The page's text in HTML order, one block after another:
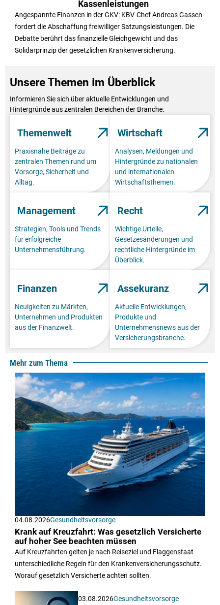
Kassenleistungen
Angespannte Finanzen in der GKV: KBV-Chef Andreas Gassen
fordert die Abschaffung freiwilliger Satzungsleistungen. Die
Debatte berührt das finanzielle Gleichgewicht und das
Solidarprinzip der gesetzlichen Krankenversicherung.
Unsere Themen im Überblick
Informieren Sie sich über aktuelle Entwicklungen und
Hintergründe aus zentralen Bereichen der Branche.
Themenwelt
Praxisnahe Beiträge zu
zentralen Themen rund um
Vorsorge, Sicherheit und
Alltag.
Wirtschaft
Analysen, Meldungen und
Hintergründe zu nationalen
und internationalen
Wirtschaftsthemen.
Management
Strategien, Tools und Trends
für erfolgreiche
Unternehmensführung.
Recht
Wichtige Urteile,
Gesetzesänderungen und
rechtliche Hintergründe im
Überblick.
Finanzen
Neuigkeiten zu Märkten,
Unternehmen und Produkten
aus der Finanzwelt.
Assekuranz
Aktuelle Entwicklungen,
Produkte und
Unternehmensnews aus der
Versicherungsbranche.
Mehr zum Thema
04.08.2026Gesundheitsvorsorge
Krank auf Kreuzfahrt: Was gesetzlich Versicherte
auf hoher See beachten müssen
Auf Kreuzfahrten gelten je nach Reiseziel und Flaggenstaat
unterschiedliche Regeln für den Krankenversicherungsschutz.
Worauf gesetzlich Versicherte achten sollten.
03.08.2026Gesundheitsvorsorge